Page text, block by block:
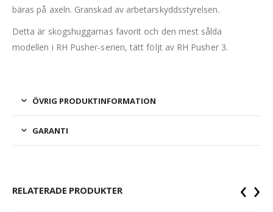
bäras på axeln. Granskad av arbetarskyddsstyrelsen.
Detta är skogshuggarnas favorit och den mest sålda
modellen i RH Pusher-serien, tätt följt av RH Pusher 3.
ÖVRIG PRODUKTINFORMATION
GARANTI
RELATERADE PRODUKTER ‹ ›